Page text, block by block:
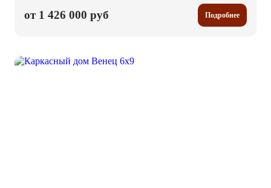
от 1 426 000 руб Подробнее